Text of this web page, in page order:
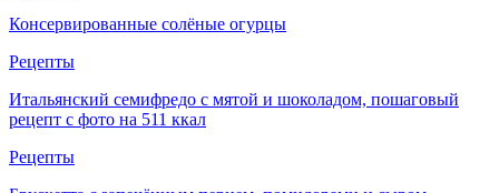
Консервированные солёные огурцы
Рецепты
Итальянский семифредо с мятой и шоколадом, пошаговый
рецепт с фото на 511 ккал
Рецепты